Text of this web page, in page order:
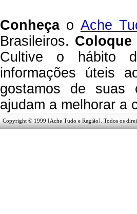
Conheçao Ache
Brasileiros.
Cultive o hábito
informações úteis
gostamos de suas
ajudam a melhorar a
Copyright © 1999 [Ache Tudo e Região]. Todos os